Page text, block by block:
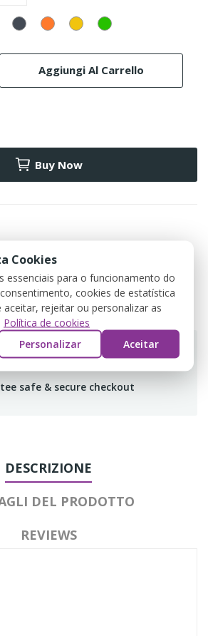
Nero Arancione
Giallo verde
Aggiungi Al Carrello
Buy Now
Reassurance)
safe & secure checkout
DESCRIZIONE
DEL PRODOTTO
REVIEWS
Cookies
essenciais para o funcionamento do
cookies de estatística
aceitar, rejeitar ou personalizar as
Política de cookies
Personalizar Aceitar